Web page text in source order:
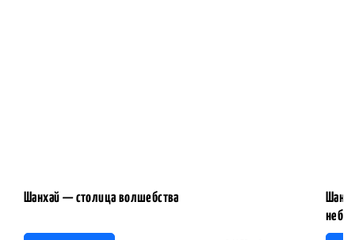
Шанхай — столица волшебства